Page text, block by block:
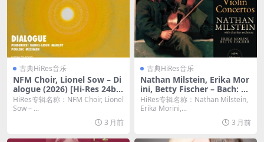
古典HiRes音乐
NFM Choir, Lionel Sow – Di
alogue (2026) [Hi-Res 24bi
t/96KHz FLAC]
HiRes专辑名称：NFM Choir, Lionel
Sow – ...
3 月前
古典HiRes音乐
Nathan Milstein, Erika Mor
ini, Betty Fischer – Bach: Th
e Violin Concertos by Nath
an Milstein (2026.b Remast
ered, New-York 1964-1966)
(2026) [Hi-Res 24bit/96KHz
FLAC]
HiRes专辑名称：Nathan Milstein,
Erika Morini,...
3 月前